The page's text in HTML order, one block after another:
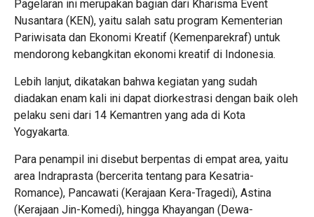
Pagelaran ini merupakan bagian dari Kharisma Event
Nusantara (KEN), yaitu salah satu program Kementerian
Pariwisata dan Ekonomi Kreatif (Kemenparekraf) untuk
mendorong kebangkitan ekonomi kreatif di Indonesia.
Lebih lanjut, dikatakan bahwa kegiatan yang sudah
diadakan enam kali ini dapat diorkestrasi dengan baik oleh
pelaku seni dari 14 Kemantren yang ada di Kota
Yogyakarta.
Para penampil ini disebut berpentas di empat area, yaitu
area Indraprasta (bercerita tentang para Kesatria-
Romance), Pancawati (Kerajaan Kera-Tragedi), Astina
(Kerajaan Jin-Komedi), hingga Khayangan (Dewa-